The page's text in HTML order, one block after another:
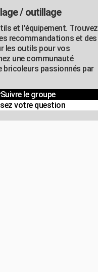
/ outillage
et l'équipement. Trouvez
recommandations et des
les outils pour vos
une communauté
bricoleurs passionnés par
Suivre le groupe
votre question